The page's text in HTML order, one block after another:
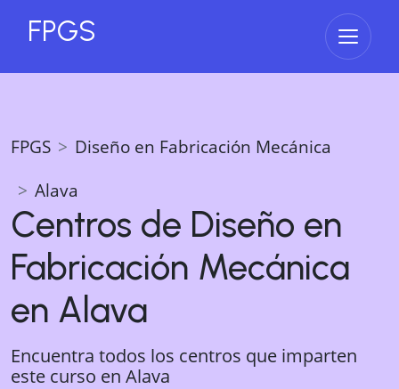
FPGS Abrir
FPGS
Diseño en Fabricación Mecánica
Alava
Centros de Diseño en
Fabricación Mecánica
en Alava
Encuentra todos los centros que imparten
este curso en Alava